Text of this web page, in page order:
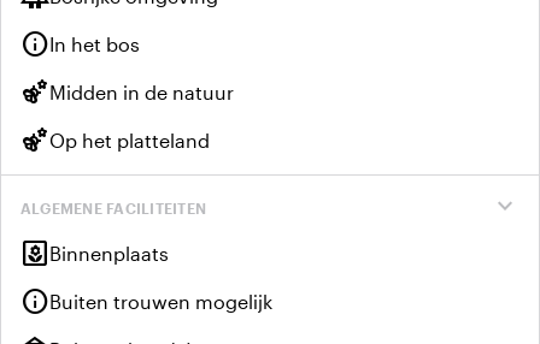
infoIn het bos
emoji_natureMidden in de natuur
emoji_natureOp het platteland
expand_more
ALGEMENE FACILITEITEN
yardBinnenplaats
infoBuiten trouwen mogelijk